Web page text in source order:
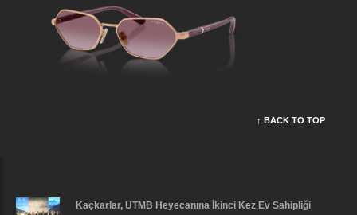
↑ BACK TO TOP
Kaçkarlar, UTMB Heyecanına İkinci Kez Ev Sahipliği